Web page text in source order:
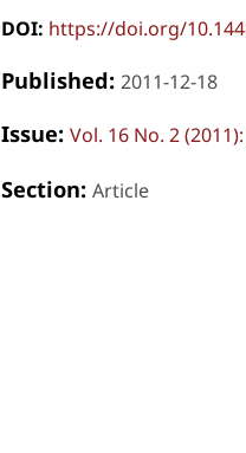
DOI: https://doi.org/
Published: 2011-12-18
Issue: Vol. 16 No. 2
Section: Article